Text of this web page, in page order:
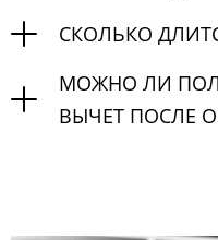
СКОЛЬКО
МОЖНО ЛИ
ВЫЧЕТ ПОСЛЕ